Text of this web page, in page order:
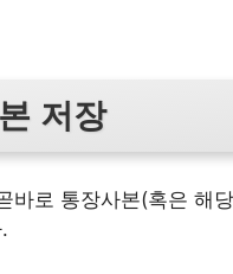
저장
바로 통장사본(혹은 해